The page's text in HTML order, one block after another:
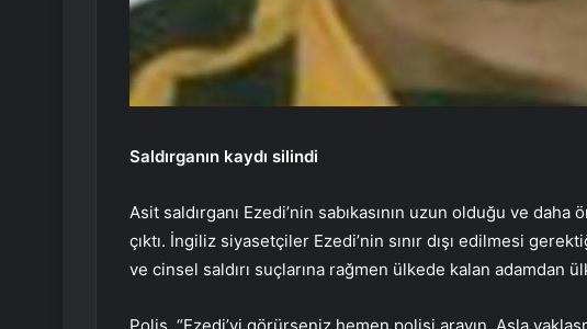
Saldırganın kaydı silindi
Asit saldırganı Ezedi’nin sabıkasının uzun olduğu ve
çıktı. İngiliz siyasetçiler Ezedi’nin sınır dışı edilmesi
ve cinsel saldırı suçlarına rağmen ülkede kalan adamdan